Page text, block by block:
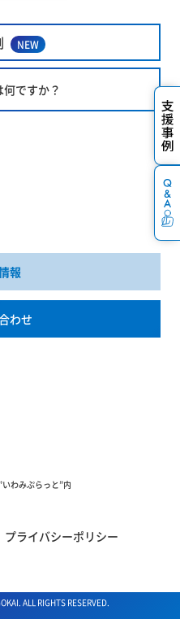
NEW
ですか？
報
わせ
わみぷらっと”内
プライバシーポリシー
ALL RIGHTS RESERVED.